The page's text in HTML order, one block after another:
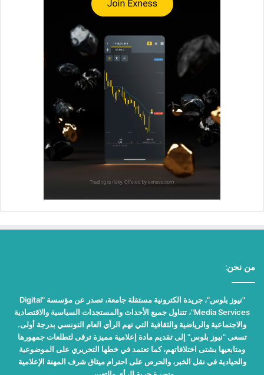
من نحن:
"نيوز بلوس"، جريدة الكترونية مستقلة جامعة، تصدر عن مؤسسة "Digital
Media Services"، تتناول جميع الأحداث والمستجدات السياسية والاقتصادية
والاجتماعية والرياضية والثقافية التي تهم الرأي العام التونسي بدرجة أولى.
تسعى "نيوز بلوس" إلى تقديم مادة إعلامية مميزة ترقى لتطلعات جمهورها
ومتابعيها بشتى اختلافاتهم، كما تعتمد في خطها التحريري على الموضوعية
والحيادية في نقل الخبر، والحرص على احترام ميثاق شرف المهنة الإعلامية